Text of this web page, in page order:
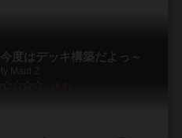
度はデッキ構築だよっ～
Maid 2
5.8